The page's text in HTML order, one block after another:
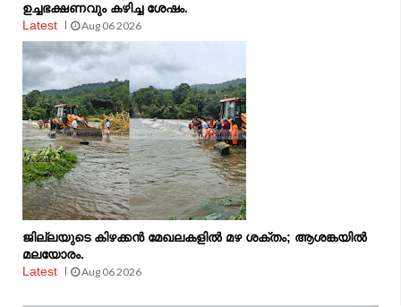
ഉച്ചഭക്ഷണവും കഴിച്ച ശേഷം.
Latest
Aug 06 2026
ജില്ലയുടെ കിഴക്കൻ മേഖലകളിൽ മഴ ശക്തം; ആശങ്കയിൽ
മലയോരം.
Latest
Aug 06 2026